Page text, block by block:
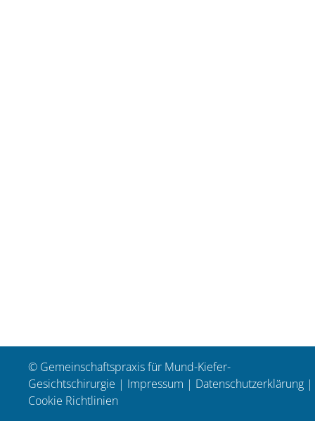
© Gemeinschaftspraxis für Mund-Kiefer-
Gesichtschirurgie | Impressum | Datenschutzerklärung |
Cookie Richtlinien